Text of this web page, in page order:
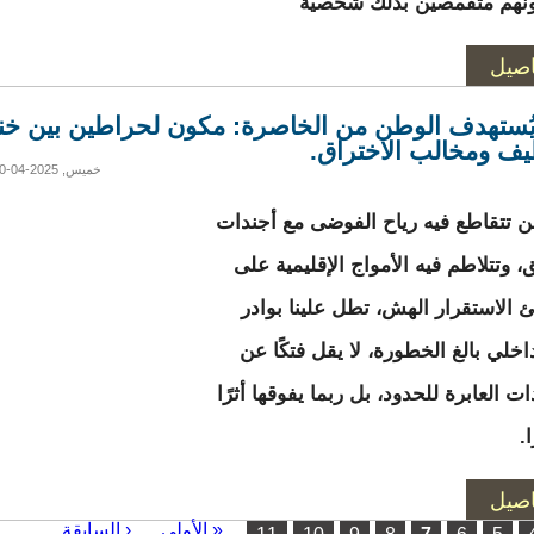
الوطن من الخاصرة: مكون لحراطين بين
ومخالب الاختراق.
خميس, 2025-04-10 17:46
تتقاطع فيه رياح الفوضى مع أجندات
وتتلاطم فيه الأمواج الإقليمية على
الهش، تطل علينا بوادر
بالغ الخطورة، لا يقل فتكًا عن
العابرة للحدود، بل ربما يفوقها أثرًا
« الأولى ‹ السابقة